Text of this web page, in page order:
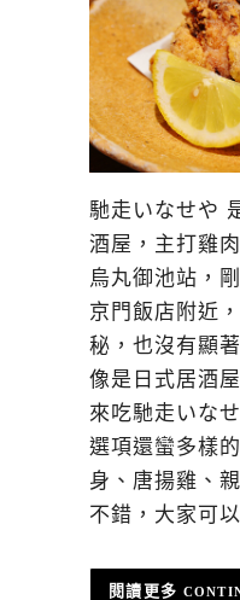
馳走いなせや
酒屋，主打雞
烏丸御池站，
京門飯店附近
秘，也沒有顯
像是日式居酒
來吃馳走いな
選項還蠻多樣
身、唐揚雞、
不錯，大家可